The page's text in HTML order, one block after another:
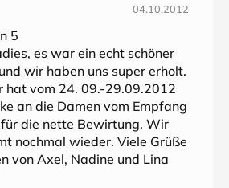
04.10.2012
5
es war ein echt schöner
wir haben uns super erholt.
hat vom 24. 09.-29.09.2012
an die Damen vom Empfang
die nette Bewirtung. Wir
nochmal wieder. Viele Grüße
von Axel, Nadine und Lina